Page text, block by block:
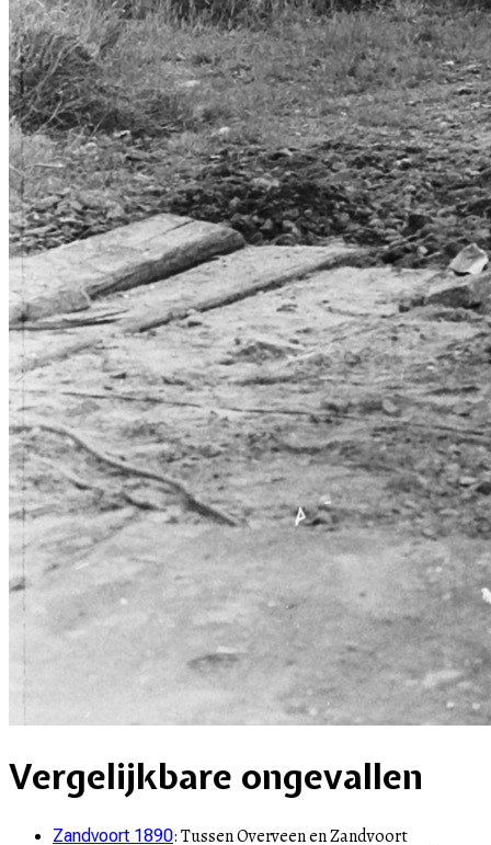
Vergelijkbare ongevallen
Zandvoort 1890:Tussen Overveen en Zandvoort